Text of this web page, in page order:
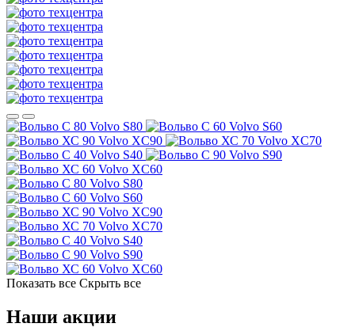
Volvo S80
Volvo S60
Volvo XC90
Volvo XC70
Volvo S40
Volvo S90
Volvo XC60
Volvo S80
Volvo S60
Volvo XC90
Volvo XC70
Volvo S40
Volvo S90
Volvo XC60
Показать все Скрыть все
Наши акции